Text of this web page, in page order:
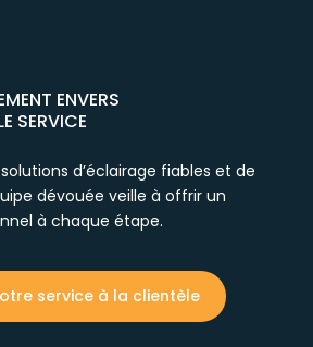
ENVERS
SERVICE
d’éclairage fiables et de
dévouée veille à offrir un
à chaque étape.
service à la clientèle